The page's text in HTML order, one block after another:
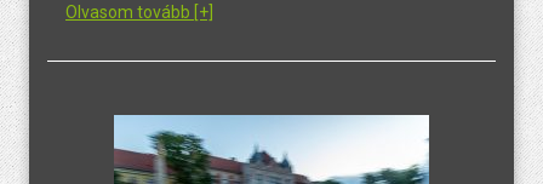
Olvasom tovább [+]